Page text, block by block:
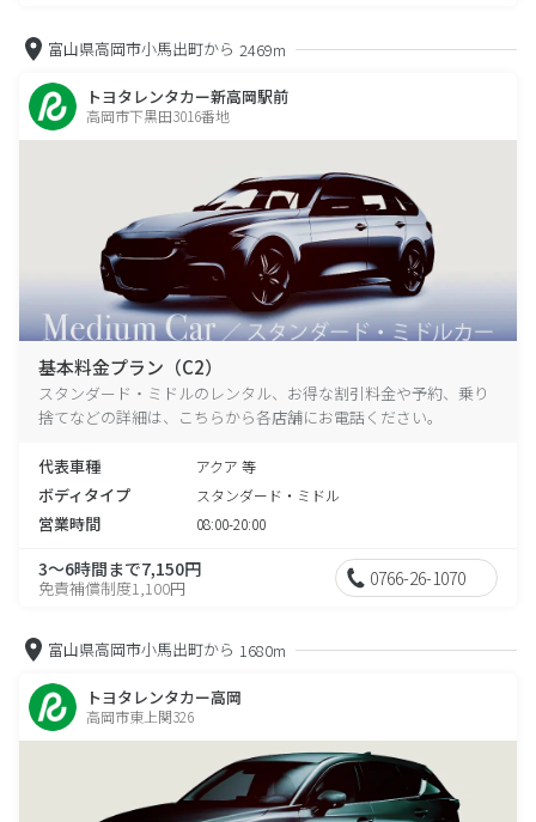
富山県高岡市小馬出町から 2469m
トヨタレンタカー新高岡駅前
高岡市下黒田3016番地
基本料金プラン（C2）
スタンダード・ミドルのレンタル、お得な割引料金や予約、乗り
捨てなどの詳細は、こちらから各店舗にお電話ください。
代表車種 アクア 等
ボディタイプ スタンダード・ミドル
営業時間 08:00-20:00
3～6時間まで7,150円
免責補償制度1,100円 0766-26-1070
富山県高岡市小馬出町から 1680m
トヨタレンタカー高岡
高岡市東上関326